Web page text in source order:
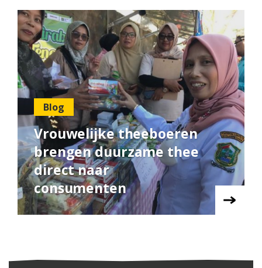
Blog
Vrouwelijke theeboeren
brengen duurzame thee
direct naar
consumenten